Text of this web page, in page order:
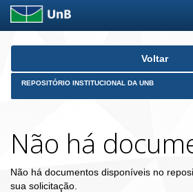
Skip
Voltar
REPOSITÓRIO INSTITUCIONAL DA UNB
Não há
Não há documentos disponíveis no
sua solicitação.